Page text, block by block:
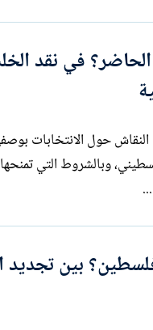
في نقد
حول الانتخابات
وبالشروط التي
بين تجديد